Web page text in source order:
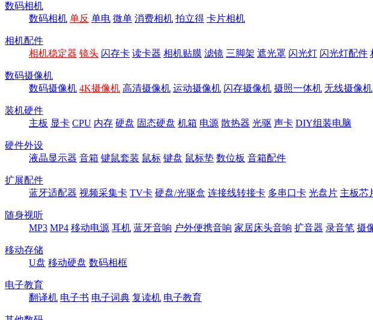
数码相机
数码相机 单反 单电 微单 消费相机 拍立得 卡片相机
相机配件
相机稳定器 镜头 闪存卡 读卡器 相机贴膜 滤镜 三脚架 遮光罩 闪光灯 闪光灯配件
数码摄像机
数码摄像机 4K摄像机 高清摄像机 运动摄像机 闪存摄像机 摄照一体机 无线摄像机
装机硬件
主板 显卡 CPU 内存 硬盘 固态硬盘 机箱 电源 散热器 光驱 声卡 DIY组装电脑
硬件外设
液晶显示器 音箱 键鼠套装 鼠标 键盘 鼠标垫 数位板 音箱配件
扩展配件
蓝牙适配器 视频采集卡 TV卡 硬盘/光驱盒 连接线转接卡 多串口卡 光盘片 主板芯
随身视听
MP3 MP4 移动电源 耳机 蓝牙音响 户外便携音响 家居床头音响 扩音器 录音笔 摄
移动存储
U盘 移动硬盘 数码相框
电子教育
翻译机 电子书 电子词典 复读机 电子教育